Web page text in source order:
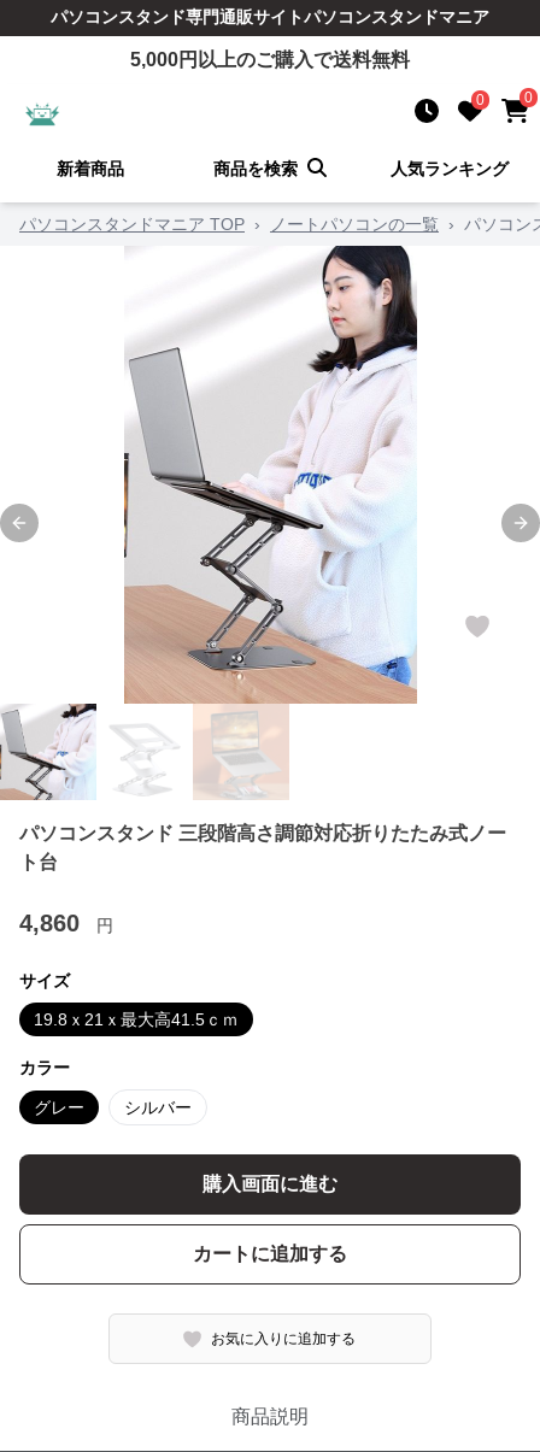
パソコンスタンド専門通販サイトパソコンスタンドマニア
5,000円以上のご購入で送料無料
0 0
新着商品 商品を検索 人気ランキング
パソコンスタンドマニア TOP › ノートパソコンの一覧 › パソコン
Previous slide
パソコンスタンド 三段階高さ調節対応折りたたみ式ノー
ト台
4,860 円
サイズ
19.8ｘ21ｘ最大高41.5ｃｍ
カラー
グレー シルバー
購入画面に進む
カートに追加する
お気に入りに追加する
商品説明